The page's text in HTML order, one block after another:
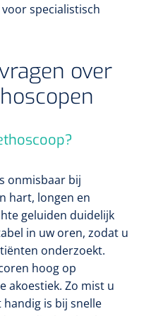
specialistisch
over
onmisbaar bij
hart, longen en
geluiden duidelijk
in uw oren, zodat u
onderzoekt.
hoog op
akoestiek. Zo mist u
handig is bij snelle